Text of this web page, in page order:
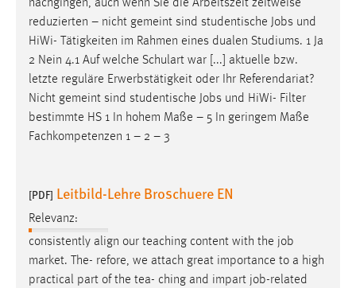
nachgingen, auch wenn Sie die Arbeitszeit zeitweise
reduzierten – nicht gemeint sind studentische Jobs und
HiWi- Tätigkeiten im Rahmen eines dualen Studiums. 1 Ja
2 Nein 4.1 Auf welche Schulart war [...] aktuelle bzw.
letzte reguläre Erwerbstätigkeit oder Ihr Referendariat?
Nicht gemeint sind studentische Jobs und HiWi- Filter
bestimmte HS 1 In hohem Maße – 5 In geringem Maße
Fachkompetenzen 1 – 2 – 3
[PDF] Leitbild-Lehre Broschuere EN
Relevanz:
consistently align our teaching content with the job
market. The- refore, we attach great importance to a high
practical part of the tea- ching and impart job-related
Performance
Name:
Zweck:
Sprachpräferenz
Name:
site-language-preference